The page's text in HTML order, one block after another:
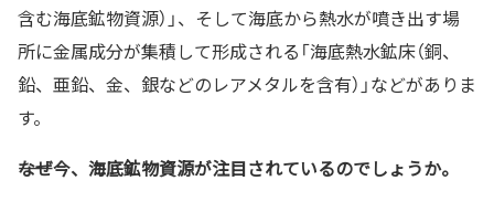
含む海底鉱物資源）」、そして海底から熱水が噴き出す場
所に金属成分が集積して形成される「海底熱水鉱床（銅、
鉛、亜鉛、金、銀などのレアメタルを含有）」などがありま
す。
――なぜ今、海底鉱物資源が注目されているのでしょうか。